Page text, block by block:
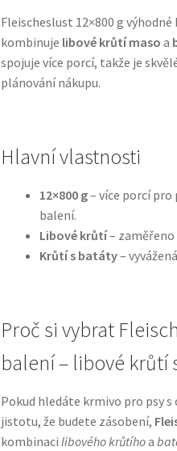
Fleischeslust 12×800 g
kombinuje libové krůtí maso a
spojuje více porcí, takže je
plánování nákupu.
Hlavní vlastnosti
12×800 g– více porcí pro
balení.
Libové krůtí– zaměřeno
Krůtí s batáty–
Proč si vybrat
balení – libové krůtí
Pokud hledáte krmivo pro psy
jistotu, že budete zásobení,
kombinaci libového krůtíhoa